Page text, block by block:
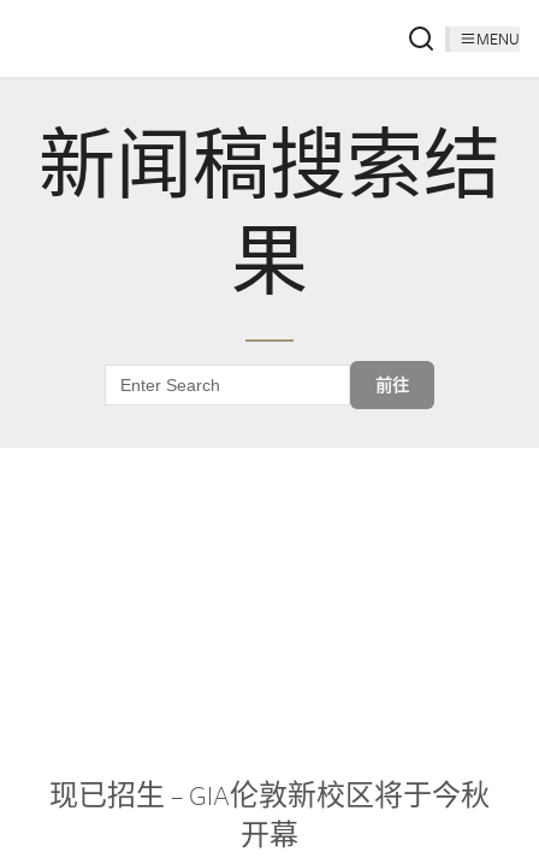
MENU
新闻稿搜索结
果
前往
现已招生 – GIA伦敦新校区将于今秋
开幕